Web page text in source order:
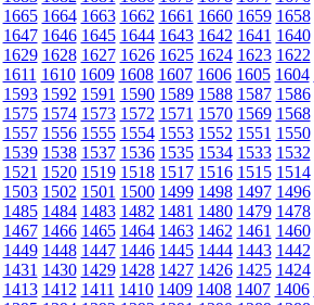
1665 1664 1663 1662 1661 1660 1659 1658
1647 1646 1645 1644 1643 1642 1641 1640
1629 1628 1627 1626 1625 1624 1623 1622
1611 1610 1609 1608 1607 1606 1605 1604
1593 1592 1591 1590 1589 1588 1587 1586
1575 1574 1573 1572 1571 1570 1569 1568
1557 1556 1555 1554 1553 1552 1551 1550
1539 1538 1537 1536 1535 1534 1533 1532
1521 1520 1519 1518 1517 1516 1515 1514
1503 1502 1501 1500 1499 1498 1497 1496
1485 1484 1483 1482 1481 1480 1479 1478
1467 1466 1465 1464 1463 1462 1461 1460
1449 1448 1447 1446 1445 1444 1443 1442
1431 1430 1429 1428 1427 1426 1425 1424
1413 1412 1411 1410 1409 1408 1407 1406